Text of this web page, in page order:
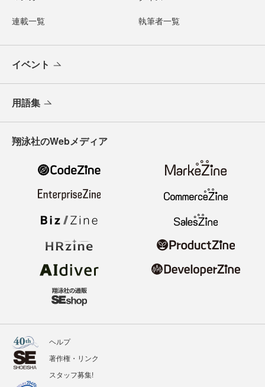
連載一覧 執筆者一覧
イベント
用語集
翔泳社のWebメディア
ヘルプ
著作権・リンク
スタッフ募集!